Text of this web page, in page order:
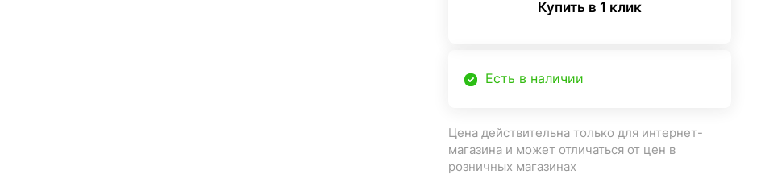
Купить в 1 клик
Есть в наличии
Цена действительна только для интернет-
магазина и может отличаться от цен в
розничных магазинах